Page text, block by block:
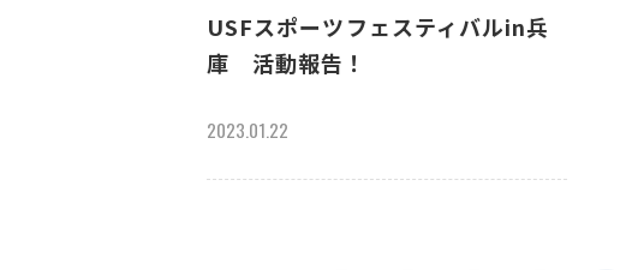
USFスポーツフェスティバルin兵
庫 活動報告！
2023.01.22